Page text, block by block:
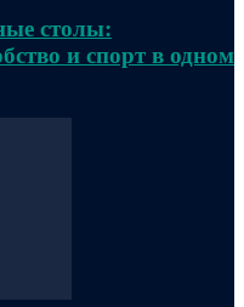
столы:
и спорт в одном